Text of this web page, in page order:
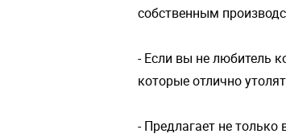
собственным
- Если вы не любитель
которые отлично
- Предлагает не